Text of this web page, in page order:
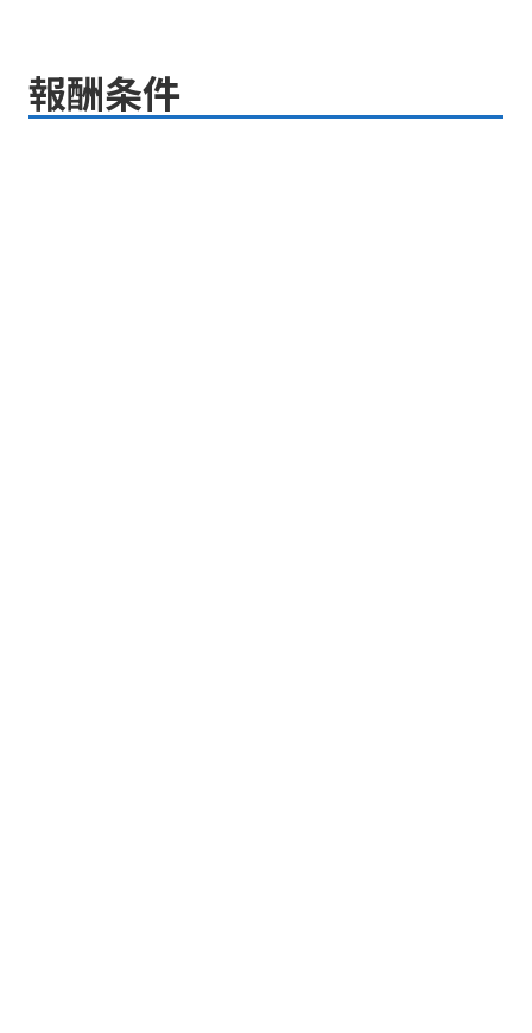
報酬条件